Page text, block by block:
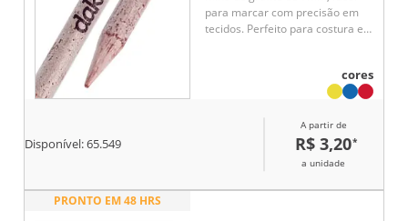
para marcar com precisão em
tecidos. Perfeito para costura e
cores
Disponível:65.549
A partir de
R$ 3,20*
a unidade
PRONTO EM 48 HRS